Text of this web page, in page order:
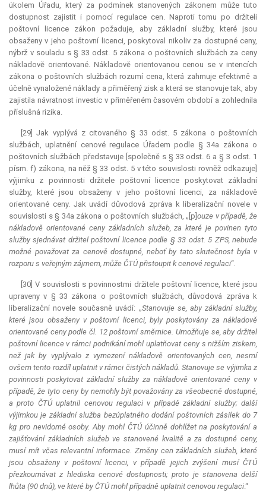
úkolem Úřadu, který za podmínek stanovených zákonem může tuto
dostupnost zajistit i pomocí regulace cen. Naproti tomu po držiteli
poštovní licence zákon požaduje, aby základní služby, které jsou
obsaženy v jeho poštovní licenci, poskytoval nikoliv za dostupné ceny,
nýbrž v souladu s § 33 odst. 5 zákona o poštovních službách za ceny
nákladově orientované. Nákladově orientovanou cenou se v intencích
zákona o poštovních službách rozumí cena, která zahrnuje efektivně a
účelně vynaložené náklady a přiměřený zisk a která se stanovuje tak, aby
zajistila návratnost investic v přiměřeném časovém období a zohlednila
příslušná rizika.
[29] Jak vyplývá z citovaného § 33 odst. 5 zákona o poštovních
službách, uplatnění cenové regulace Úřadem podle § 34a zákona o
poštovních službách představuje [společně s § 33 odst. 6 a § 3 odst. 1
písm. f) zákona, na něž § 33 odst. 5 v této souvislosti rovněž odkazuje]
výjimku z povinnosti držitele poštovní licence poskytovat základní
služby, které jsou obsaženy v jeho poštovní licenci, za nákladově
orientované ceny. Jak uvádí důvodová zpráva k liberalizační novele v
souvislosti s § 34a zákona o poštovních službách, „[p]ouze v případě, že
nákladově orientované ceny základních služeb, za které je povinen tyto
služby sjednávat držitel poštovní licence podle § 33 odst. 5 ZPS, nebude
možné považovat za cenově dostupné, neboť by tato skutečnost byla v
rozporu s veřejným zájmem, může ČTÚ přistoupit k cenové regulaci“.
[30] V souvislosti s povinnostmi držitele poštovní licence, které jsou
upraveny v § 33 zákona o poštovních službách, důvodová zpráva k
liberalizační novele současně uvádí: „Stanovuje se, aby základní služby,
které jsou obsaženy v poštovní licenci, byly poskytovány za nákladově
orientované ceny podle čl. 12 poštovní směrnice. Umožňuje se, aby držitel
poštovní licence v rámci podnikání mohl uplatňovat ceny s nižším ziskem,
než jak by vyplývalo z vymezení nákladově orientovaných cen, nesmí
ovšem tento rozdíl uplatnit v rámci čistých nákladů. Stanovuje se výjimka z
povinnosti poskytovat základní služby za nákladově orientované ceny v
případě, že tyto ceny by nemohly být považovány za všeobecně dostupné,
a proto ČTÚ uplatnil cenovou regulaci v případě základní služby; další
výjimkou je základní služba bezúplatného dodání poštovních zásilek do 7
kg pro nevidomé osoby. Aby mohl ČTÚ účinně dohlížet na poskytování a
zajišťování základních služeb ve stanovené kvalitě a za dostupné ceny,
musí mít včasrelevantníinformace. Změny cen základních služeb, které
jsou obsaženy v poštovní licenci, v případě jejich zvýšení musí ČTÚ
přezkoumávat z hlediska cenové dostupnosti; proto je stanovena delší
lhůta (90 dnů), ve které by ČTÚ mohl případně uplatnit cenovou regulaci.“